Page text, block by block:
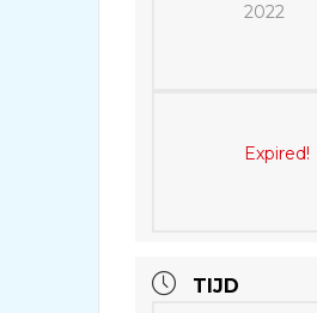
2022
Expired!
TIJD